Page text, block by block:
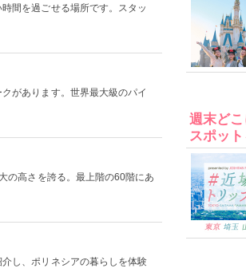
間を過ごせる場所です。スタッ
があります。世界最大級のパイ
の高さを誇る。最上階の60階にあ
し、ポリネシアの暮らしを体験
週末ど
スポット